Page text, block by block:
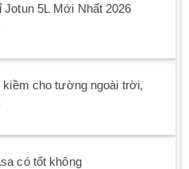
Jotun 5L Mới Nhất 2026
kiềm cho tường ngoài trời,
có tốt không